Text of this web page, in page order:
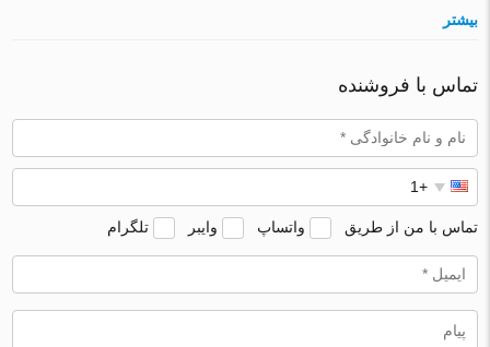
بیشتر
تماس با فروشنده
تماس با من از طریق واتساپ وایبر تلگرام